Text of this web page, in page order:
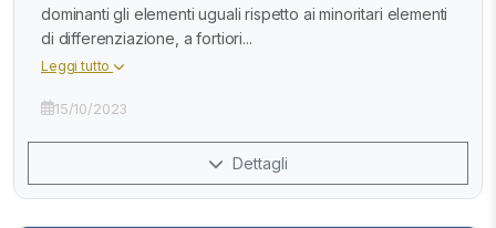
dominanti gli elementi uguali rispetto ai minoritari elementi
di differenziazione, a fortiori...
Leggi tutto
15/10/2023
Dettagli